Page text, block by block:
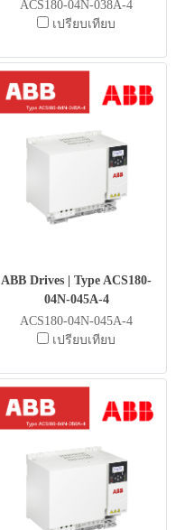
ACS180-04N-038A-4
เปรียบเทียบ
ABB Drives | Type ACS180-
04N-045A-4
ACS180-04N-045A-4
เปรียบเทียบ